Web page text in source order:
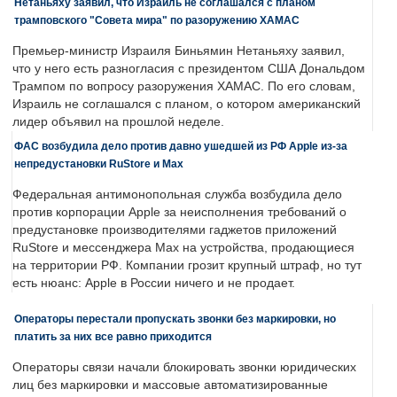
Нетаньяху заявил, что Израиль не соглашался с планом
трамповского "Совета мира" по разоружению ХАМАС
Премьер-министр Израиля Биньямин Нетаньяху заявил,
что у него есть разногласия с президентом США Дональдом
Трампом по вопросу разоружения ХАМАС. По его словам,
Израиль не соглашался с планом, о котором американский
лидер объявил на прошлой неделе.
ФАС возбудила дело против давно ушедшей из РФ Apple из-за
непредустановки RuStore и Max
Федеральная антимонопольная служба возбудила дело
против корпорации Apple за неисполнения требований о
предустановке производителями гаджетов приложений
RuStore и мессенджера Max на устройства, продающиеся
на территории РФ. Компании грозит крупный штраф, но тут
есть нюанс: Apple в России ничего и не продает.
Операторы перестали пропускать звонки без маркировки, но
платить за них все равно приходится
Операторы связи начали блокировать звонки юридических
лиц без маркировки и массовые автоматизированные